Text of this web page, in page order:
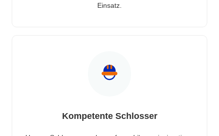
Einsatz.
Kompetente Schlosser